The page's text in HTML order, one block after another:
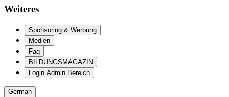
Weiteres
Sponsoring & Werbung
Medien
Faq
BILDUNGSMAGAZIN
Login Admin Bereich
German